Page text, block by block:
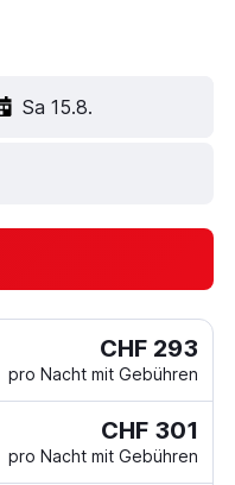
Sa 15.8.
CHF 293
pro Nacht mit Gebühren
CHF 301
pro Nacht mit Gebühren